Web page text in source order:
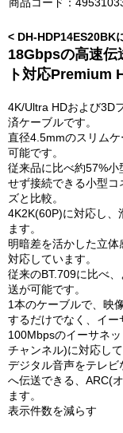
< DH-HDP14ES20BK
18Gbpsの高速伝
ト対応Premium
4K/Ultra HDおよび3D
済ケーブルです。
直径4.5mmのスリム
可能です。
従来品に比べ約57%
せず接続できる小型
ズと比較。
4K2K(60P)に対応し、
ます。
明暗差を活かした立
対応しています。
従来のBT.709に比べ
送が可能です。
1本のケーブルで、映
するだけでなく、イー
100Mbpsのイーサネ
チャンネル)に対応して
デジタル音声をテレビ
へ伝送できる、ARC(
ます。
表示件数を減らす